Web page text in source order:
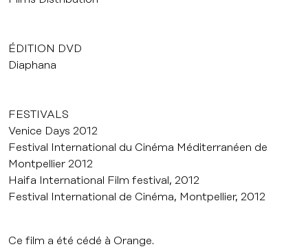
ÉDITION DVD
Diaphana
FESTIVALS
Venice Days 2012
Festival International du Cinéma Méditerranéen de
Montpellier 2012
Haifa International Film festival, 2012
Festival International de Cinéma, Montpellier, 2012
Ce film a été cédé à Orange.